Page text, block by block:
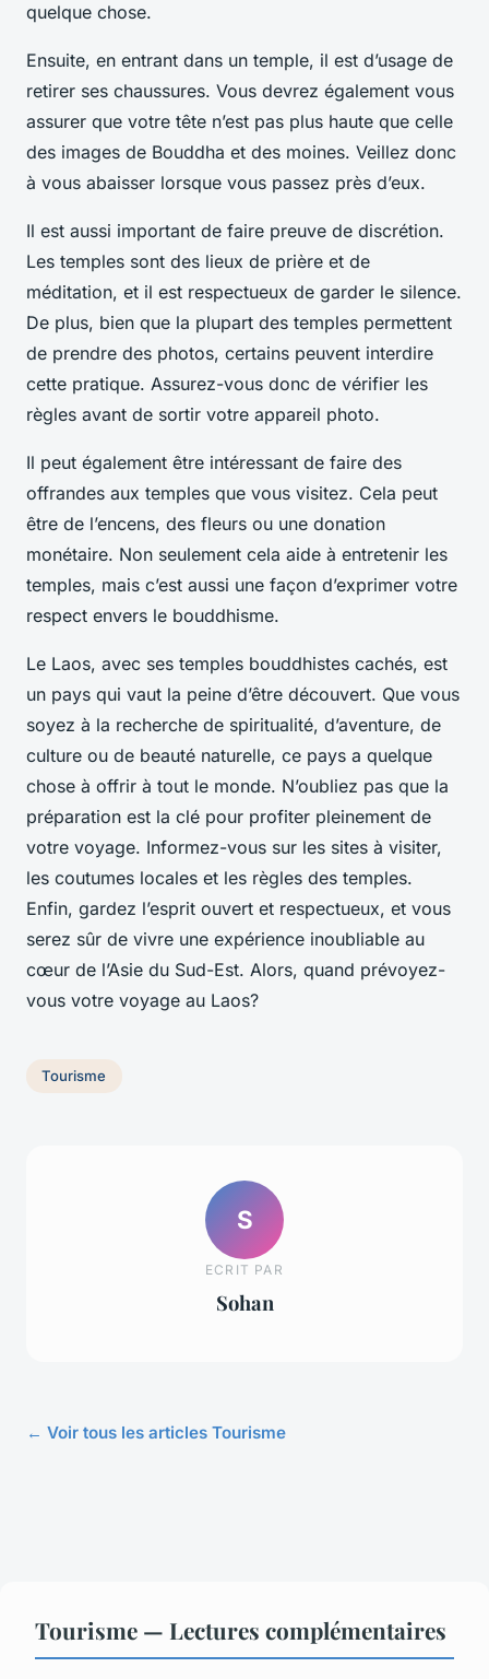
quelque chose.
Ensuite, en entrant dans un temple, il est d’usage de
retirer ses chaussures. Vous devrez également vous
assurer que votre tête n’est pas plus haute que celle
des images de Bouddha et des moines. Veillez donc
à vous abaisser lorsque vous passez près d’eux.
Il est aussi important de faire preuve de discrétion.
Les temples sont des lieux de prière et de
méditation, et il est respectueux de garder le silence.
De plus, bien que la plupart des temples permettent
de prendre des photos, certains peuvent interdire
cette pratique. Assurez-vous donc de vérifier les
règles avant de sortir votre appareil photo.
Il peut également être intéressant de faire des
offrandes aux temples que vous visitez. Cela peut
être de l’encens, des fleurs ou une donation
monétaire. Non seulement cela aide à entretenir les
temples, mais c’est aussi une façon d’exprimer votre
respect envers le bouddhisme.
Le Laos, avec ses temples bouddhistes cachés, est
un pays qui vaut la peine d’être découvert. Que vous
soyez à la recherche de spiritualité, d’aventure, de
culture ou de beauté naturelle, ce pays a quelque
chose à offrir à tout le monde. N’oubliez pas que la
préparation est la clé pour profiter pleinement de
votre voyage. Informez-vous sur les sites à visiter,
les coutumes locales et les règles des temples.
Enfin, gardez l’esprit ouvert et respectueux, et vous
serez sûr de vivre une expérience inoubliable au
cœur de l’Asie du Sud-Est. Alors, quand prévoyez-
vous votre voyage au Laos?
Tourisme
S
ECRIT PAR
Sohan
← Voir tous les articles Tourisme
Tourisme — Lectures complémentaires